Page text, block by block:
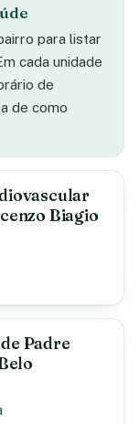
para listar
cada unidade
de
de como
Biagio
Padre